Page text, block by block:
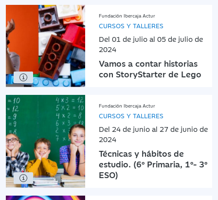
Fundación Ibercaja Actur
CURSOS Y TALLERES
Del 01 de julio al 05 de julio de
2024
Vamos a contar historias
con StoryStarter de Lego
Fundación Ibercaja Actur
CURSOS Y TALLERES
Del 24 de junio al 27 de junio de
2024
Técnicas y hábitos de
estudio. (6º Primaria, 1º- 3º
ESO)